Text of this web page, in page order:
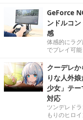
GeForce
ンドルコ
感
体感的にラ
でプレイ可能
クーデレ
りな人外
少女」テ
対応
ツンデレド
もりのヒロ